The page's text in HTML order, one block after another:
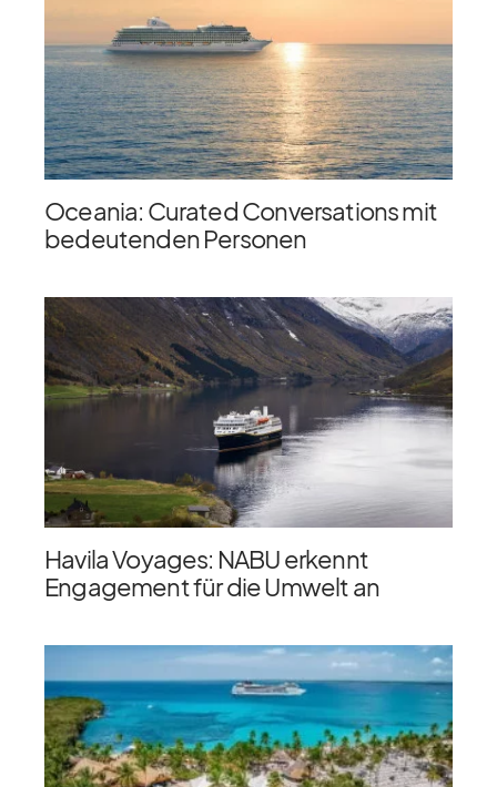
Oceania: Curated Conversations mit
bedeutenden Personen
Havila Voyages: NABU erkennt
Engagement für die Umwelt an